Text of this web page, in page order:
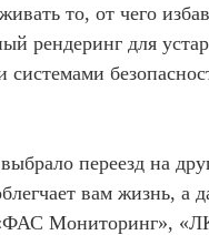
то, от чего
рендеринг для
системами
переезд на
вам жизнь,
Мониторинг», «ЛК